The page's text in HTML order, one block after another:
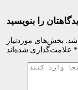
را بنویسید
شد. بخش‌های موردنیاز
*